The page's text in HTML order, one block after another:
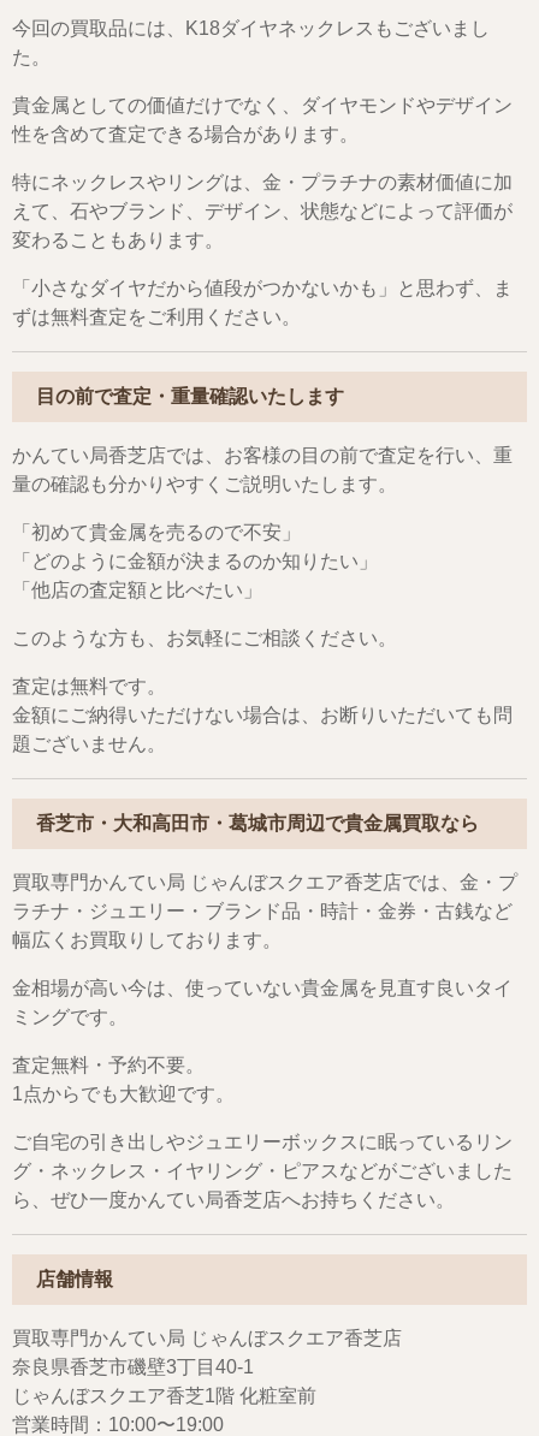
今回の買取品には、K18ダイヤネックレスもございまし
た。
貴金属としての価値だけでなく、ダイヤモンドやデザイン
性を含めて査定できる場合があります。
特にネックレスやリングは、金・プラチナの素材価値に加
えて、石やブランド、デザイン、状態などによって評価が
変わることもあります。
「小さなダイヤだから値段がつかないかも」と思わず、ま
ずは無料査定をご利用ください。
目の前で査定・重量確認いたします
かんてい局香芝店では、お客様の目の前で査定を行い、重
量の確認も分かりやすくご説明いたします。
「初めて貴金属を売るので不安」
「どのように金額が決まるのか知りたい」
「他店の査定額と比べたい」
このような方も、お気軽にご相談ください。
査定は無料です。
金額にご納得いただけない場合は、お断りいただいても問
題ございません。
香芝市・大和高田市・葛城市周辺で貴金属買取なら
買取専門かんてい局 じゃんぼスクエア香芝店では、金・プ
ラチナ・ジュエリー・ブランド品・時計・金券・古銭など
幅広くお買取りしております。
金相場が高い今は、使っていない貴金属を見直す良いタイ
ミングです。
査定無料・予約不要。
1点からでも大歓迎です。
ご自宅の引き出しやジュエリーボックスに眠っているリン
グ・ネックレス・イヤリング・ピアスなどがございました
ら、ぜひ一度かんてい局香芝店へお持ちください。
店舗情報
買取専門かんてい局 じゃんぼスクエア香芝店
奈良県香芝市磯壁3丁目40-1
じゃんぼスクエア香芝1階 化粧室前
営業時間：10:00〜19:00